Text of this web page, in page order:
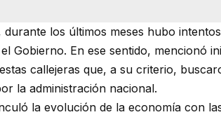
durante los últimos meses hubo
Gobierno. En ese sentido, mencionó
callejeras que, a su criterio,
la administración nacional.
la evolución de la economía con